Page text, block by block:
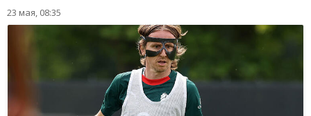
23 мая, 08:35